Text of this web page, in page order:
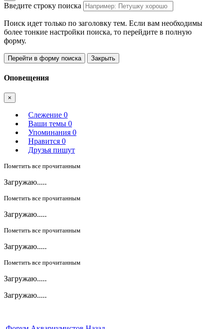
Введите строку поиска
Поиск идет только по заголовку тем. Если вам необходимы
более тонкие настройки поиска, то перейдите в полную
форму.
Перейти в форму поиска Закрыть
Оповещения
×
Слежение 0
Ваши темы 0
Упоминания 0
Нравится 0
Друзья пишут
Пометить все прочитанным
Загружаю.....
Пометить все прочитанным
Загружаю.....
Пометить все прочитанным
Загружаю.....
Пометить все прочитанным
Загружаю.....
Загружаю.....